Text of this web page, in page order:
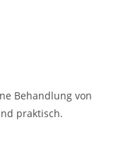
Behandlung von
praktisch.